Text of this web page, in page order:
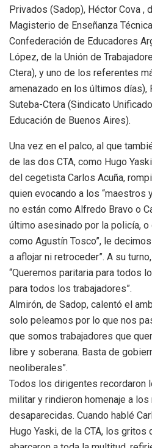
Privados (Sadop), Héctor Cova ,
Magisterio de Enseñanza
Confederación de Educadores
López, de la Unión de
Ctera), y uno de los referentes
amenazado en los últimos días),
Suteba-Ctera (Sindicato
Educación de Buenos Aires).
Una vez en el palco, al que
de las dos CTA, como Hugo
del cegetista Carlos Acuña,
quien evocando a los “maestros
no están como Alfredo Bravo o
último asesinado por la policía,
como Agustín Tosco”, le
a aflojar ni retroceder”. A su
“Queremos paritaria para todos
para todos los trabajadores”.
Almirón, de Sadop, calentó el
solo peleamos por lo que nos
que somos trabajadores que
libre y soberana. Basta de
neoliberales”.
Todos los dirigentes recordaron
militar y rindieron homenaje a
desaparecidas. Cuando hablé
Hugo Yaski, de la CTA, los gritos